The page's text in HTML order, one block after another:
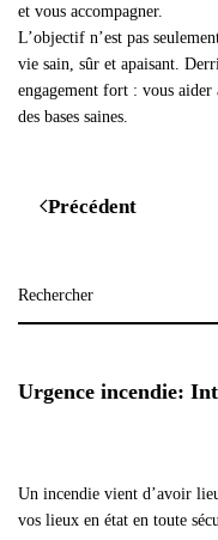
et vous accompagner.
L’objectif n’est pas
vie sain, sûr et apaisant.
engagement fort : vous
des bases saines.
Précédent
Urgence incendie:
Un incendie vient d’avoir
vos lieux en état en toute